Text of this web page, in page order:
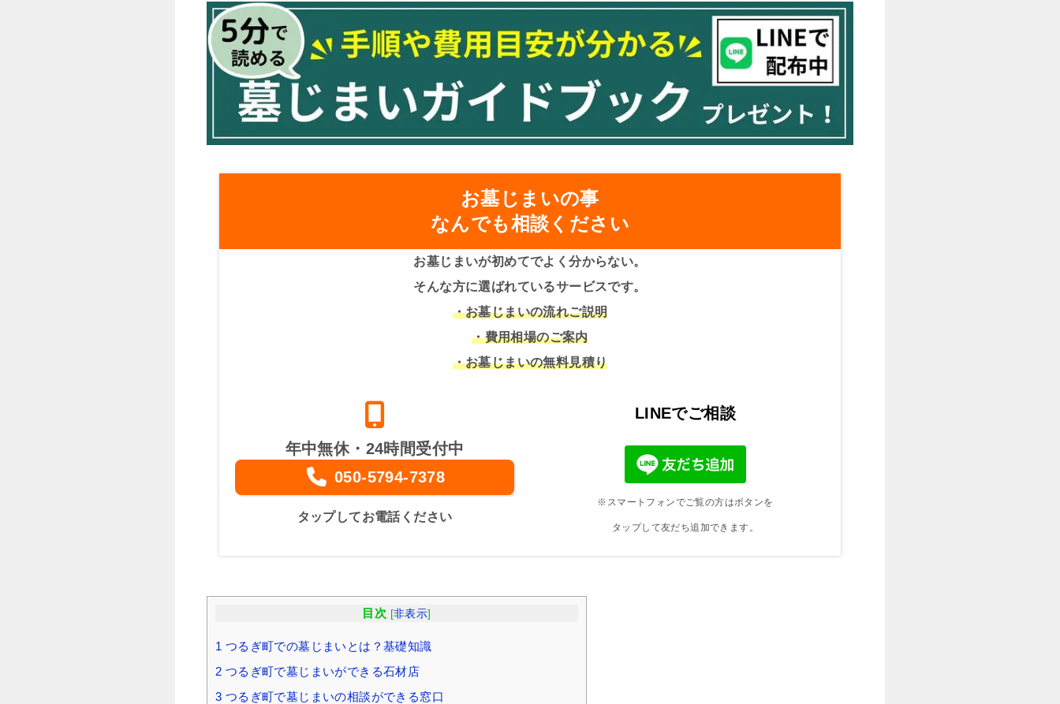
お墓じまいの事
なんでも相談ください
お墓じまいが初めてでよく分からない。
そんな方に選ばれているサービスです。
・お墓じまいの流れご説明
・費用相場のご案内
・お墓じまいの無料見積り
年中無休・24時間受付中
050-5794-7378
タップしてお電話ください
LINEでご相談
※スマートフォンでご覧の方はボタンを
タップして友だち追加できます。
目次 [非表示]
1 つるぎ町での墓じまいとは？基礎知識
2 つるぎ町で墓じまいができる石材店
3 つるぎ町で墓じまいの相談ができる窓口